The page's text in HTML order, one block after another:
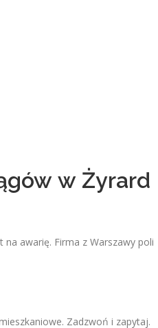
w Żyrard
awarię. Firma z Warszawy poli
Zadzwoń i zapytaj.